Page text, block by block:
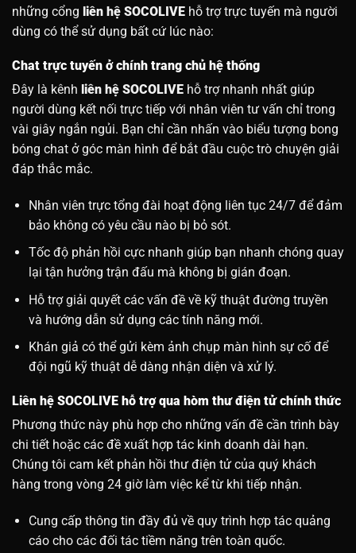
những cổng liên hệ SOCOLIVE hỗ trợ trực tuyến mà người
dùng có thể sử dụng bất cứ lúc nào:
Chat trực tuyến ở chính trang chủ hệ thống
Đây là kênh liên hệ SOCOLIVE hỗ trợ nhanh nhất giúp
người dùng kết nối trực tiếp với nhân viên tư vấn chỉ trong
vài giây ngắn ngủi. Bạn chỉ cần nhấn vào biểu tượng bong
bóng chat ở góc màn hình để bắt đầu cuộc trò chuyện giải
đáp thắc mắc.
Nhân viên trực tổng đài hoạt động liên tục 24/7 để đảm
bảo không có yêu cầu nào bị bỏ sót.
Tốc độ phản hồi cực nhanh giúp bạn nhanh chóng quay
lại tận hưởng trận đấu mà không bị gián đoạn.
Hỗ trợ giải quyết các vấn đề về kỹ thuật đường truyền
và hướng dẫn sử dụng các tính năng mới.
Khán giả có thể gửi kèm ảnh chụp màn hình sự cố để
đội ngũ kỹ thuật dễ dàng nhận diện và xử lý.
Liên hệ SOCOLIVE hỗ trợ qua hòm thư điện tử chính thức
Phương thức này phù hợp cho những vấn đề cần trình bày
chi tiết hoặc các đề xuất hợp tác kinh doanh dài hạn.
Chúng tôi cam kết phản hồi thư điện tử của quý khách
hàng trong vòng 24 giờ làm việc kể từ khi tiếp nhận.
Cung cấp thông tin đầy đủ về quy trình hợp tác quảng
cáo cho các đối tác tiềm năng trên toàn quốc.